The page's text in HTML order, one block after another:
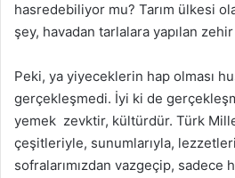
hasredebiliyor mu? Tarım ülkesi
şey, havadan tarlalara yapılan
Peki, ya yiyeceklerin hap olması
gerçekleşmedi. İyi ki de
yemek zevktir, kültürdür. Türk
çeşitleriyle, sunumlarıyla,
sofralarımızdan vazgeçip, sadece